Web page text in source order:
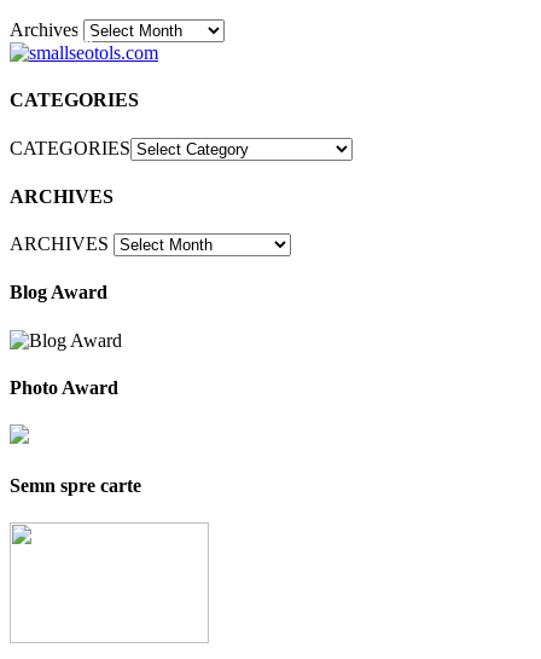
Archives30
CATEGORIES
CATEGORIES
ARCHIVES
ARCHIVES
Blog Award
Photo Award
Semn spre carte